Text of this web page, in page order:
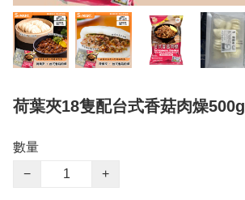
荷葉夾18隻配台式香菇肉燥500g
數量
−
+